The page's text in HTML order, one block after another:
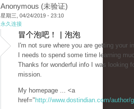
Anonymous (未验证)
星期三, 04/24/2019 - 23:10
永久连接
冒个泡吧！ | 泡泡
I'm not sure where you are getting your
I needs to spend some time learning
Thanks for wonderful info I was looking
mission.
My homepage ... <a
href=" http://www.dostindian.com/